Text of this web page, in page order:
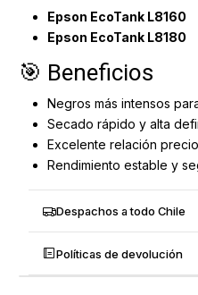
Epson EcoTank L8160
Epson EcoTank L8180
🎯 Beneficios
Negros más intensos
Secado rápido y alta
Excelente relación
Rendimiento estable y
Despachos a todo Chile
Políticas de devolución